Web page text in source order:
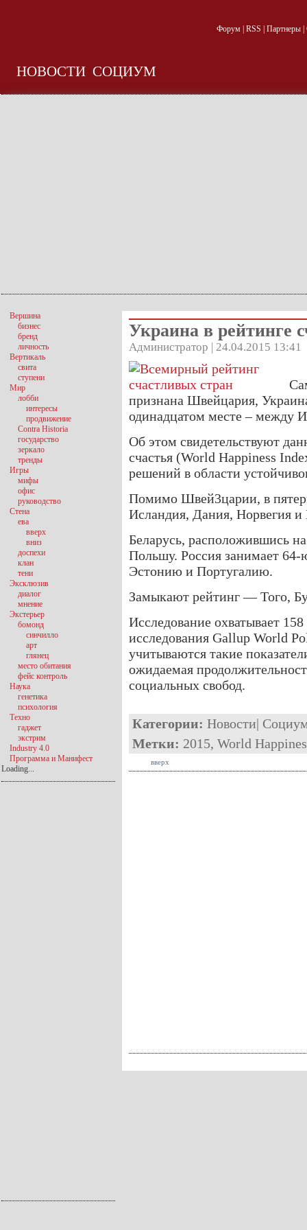
Форум| RSS Партнеры|
НОВОСТИ СОЦИУМ
Украина в рейтинге
Администратор | 24.04.2015 13:41
признана Швейцария,
одинадцатом месте – между
Об этом свидетельствуют
счастья (World Happiness
решений в области
Помимо Швей3царии, в
Исландия, Дания, Норвегия и
Беларусь, расположившись
Польшу. Россия занимает
Эстонию и Португалию.
Замыкают рейтинг — Того,
Исследование охватывает
исследования Gallup World
учитываются такие
ожидаемая
социальных свобод.
Категории: Новости|
Метки: 2015, World
вверх
Вершина
бизнес
бренд
личность
Вертикаль
свита
ступени
Мир
лобби
интересы
продвижение
Contra Historia
государство
зеркало
тренды
Игры
мифы
офис
руководство
Стена
ева
вверх
вниз
доспехи
клан
тени
Эксклюзив
диалог
мнение
Экстерьер
бомонд
синчилло
арт
глянец
место обитания
фейс контроль
Наука
генетика
психология
Техно
гаджет
экстрим
Industry 4.0
Программа и Манифест
Loading...